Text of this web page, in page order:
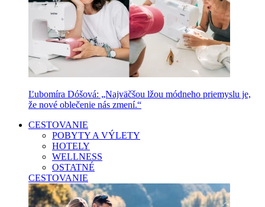
Ľubomíra Dóšová: „Najväčšou lžou módneho priemyslu je,
že nové oblečenie nás zmení.“
CESTOVANIE
POBYTY A VÝLETY
HOTELY
WELLNESS
OSTATNÉ
CESTOVANIE